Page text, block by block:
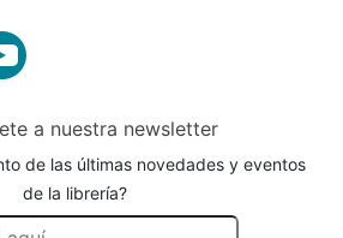
a nuestra newsletter
de las últimas novedades y eventos
de la librería?